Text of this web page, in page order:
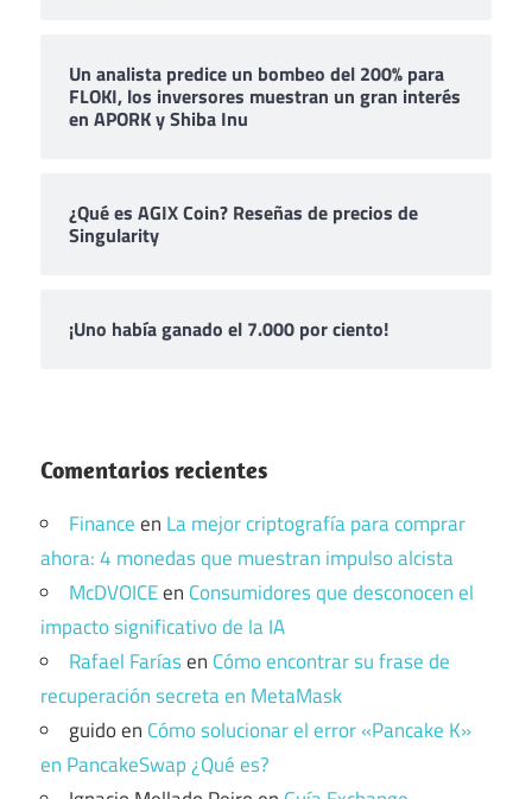
Un analista predice un bombeo del 200% para
FLOKI, los inversores muestran un gran interés
en APORK y Shiba Inu
¿Qué es AGIX Coin? Reseñas de precios de
Singularity
¡Uno había ganado el 7.000 por ciento!
Comentarios recientes
Financeen La mejor criptografía para comprar
ahora: 4 monedas que muestran impulso alcista
McDVOICEen Consumidores que desconocen el
impacto significativo de la IA
Rafael Faríasen Cómo encontrar su frase de
recuperación secreta en MetaMask
guidoen Cómo solucionar el error «Pancake K»
en PancakeSwap ¿Qué es?